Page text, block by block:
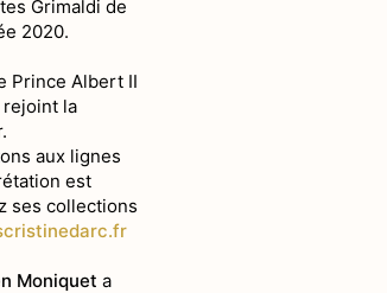
Grimaldi de
2020.
Prince Albert II
rejoint la
aux lignes
est
ses collections
Moniquet a